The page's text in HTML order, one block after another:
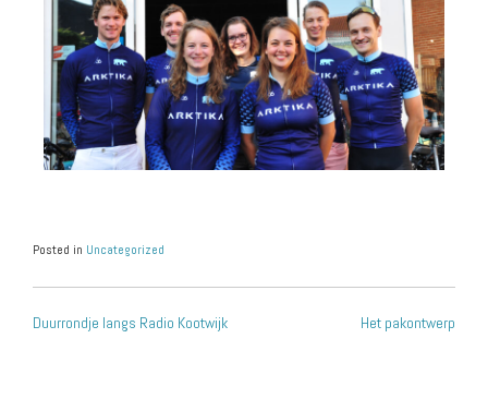
Posted in Uncategorized
Duurrondje langs Radio Kootwijk Het pakontwerp